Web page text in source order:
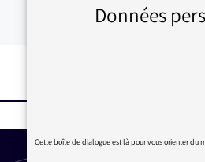
Données
Cette boîte de dialogue est là pour vous orienter du